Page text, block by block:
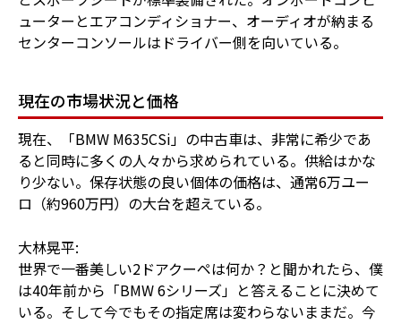
ューターとエアコンディショナー、オーディオが納まる
センターコンソールはドライバー側を向いている。
現在の市場状況と価格
現在、「BMW M635CSi」の中古車は、非常に希少であ
ると同時に多くの人々から求められている。供給はかな
り少ない。保存状態の良い個体の価格は、通常6万ユー
ロ（約960万円）の大台を超えている。
大林晃平:
世界で一番美しい2ドアクーペは何か？と聞かれたら、僕
は40年前から「BMW 6シリーズ」と答えることに決めて
いる。そして今でもその指定席は変わらないままだ。今